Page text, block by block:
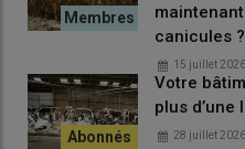
canicules ?
15 juillet 2026
Votre
plus
28 juillet 2026